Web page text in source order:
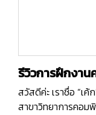
รีวิวการฝึกงา
สวัสดีค่ะ เราชื่อ “เ
สาขาวิทยาการคอม